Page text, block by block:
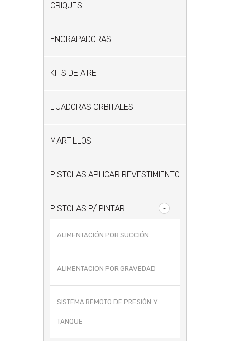
CRIQUES
ENGRAPADORAS
KITS DE AIRE
LIJADORAS ORBITALES
MARTILLOS
PISTOLAS APLICAR REVESTIMIENTO
PISTOLAS P/ PINTAR
ALIMENTACIÓN POR SUCCIÓN
ALIMENTACION POR GRAVEDAD
SISTEMA REMOTO DE PRESIÓN Y
TANQUE